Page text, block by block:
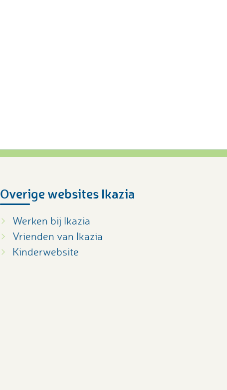
Overige websites Ikazia
Werken bij Ikazia
Vrienden van Ikazia
Kinderwebsite